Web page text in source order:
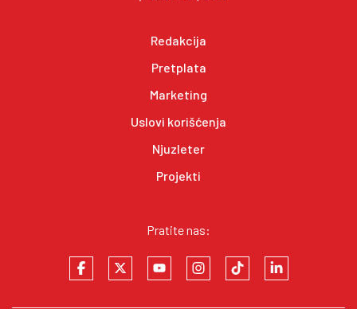
Redakcija
Pretplata
Marketing
Uslovi korišćenja
Njuzleter
Projekti
Pratite nas: